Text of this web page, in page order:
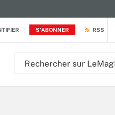
S'ABONNER RSS